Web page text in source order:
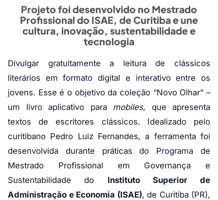
Projeto foi desenvolvido no Mestrado
Profissional do ISAE, de Curitiba e une
cultura, inovação, sustentabilidade e
tecnologia
Divulgar gratuitamente a leitura de clássicos
literários em formato digital e interativo entre os
jovens. Esse é o objetivo da coleção “Novo Olhar” –
um livro aplicativo para mobiles, que apresenta
textos de escritores clássicos. Idealizado pelo
curitibano Pedro Luiz Fernandes, a ferramenta foi
desenvolvida durante práticas do Programa de
Mestrado Profissional em Governança e
Sustentabilidade do Instituto Superior de
Administração e Economia (ISAE), de Curitiba (PR),